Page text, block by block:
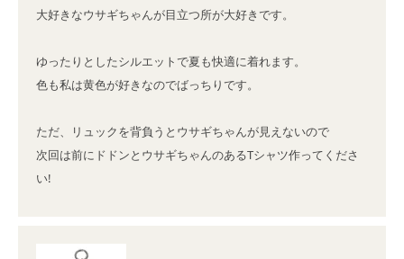
大好きなウサギちゃんが目立つ所が大好きです。
ゆったりとしたシルエットで夏も快適に着れます。
色も私は黄色が好きなのでばっちりです。
ただ、リュックを背負うとウサギちゃんが見えないので
次回は前にドドンとウサギちゃんのあるTシャツ作ってくださ
い!